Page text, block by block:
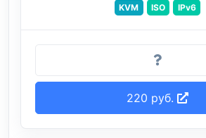
KVM ISO IPv6
220 руб.